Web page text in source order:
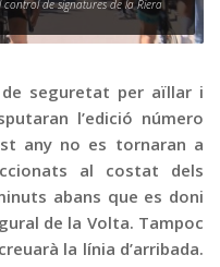
de signatures de la Riera
seguretat per aïllar i
l’edició número
any no es tornaran a
al costat dels
abans que es doni
de la Volta. Tampoc
la línia d’arribada.